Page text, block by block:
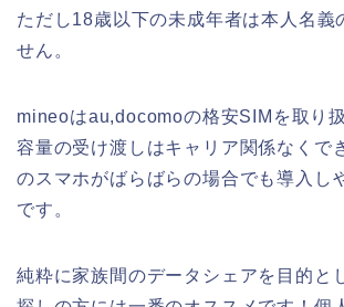
ただし18歳以下の未成年者は本人名義
せん。
mineoはau,docomoの格安SIMを取り
容量の受け渡しはキャリア関係なくで
のスマホがばらばらの場合でも導入し
です。
純粋に家族間のデータシェアを目的と